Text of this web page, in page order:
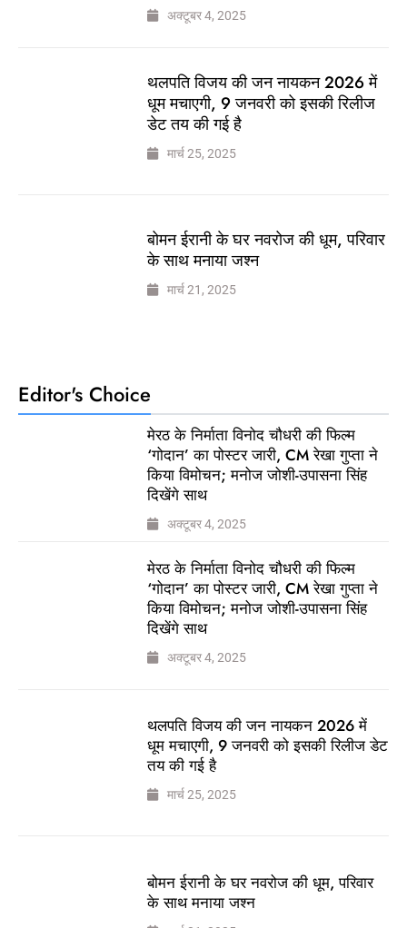
अक्टूबर 4, 2025
थलपति विजय की जन नायकन 2026 में
धूम मचाएगी, 9 जनवरी को इसकी रिलीज
डेट तय की गई है
मार्च 25, 2025
बोमन ईरानी के घर नवरोज की धूम, परिवार
के साथ मनाया जश्न
मार्च 21, 2025
Editor's Choice
मेरठ के निर्माता विनोद चौधरी की फिल्म
‘गोदान’ का पोस्टर जारी, CM रेखा गुप्ता ने
किया विमोचन; मनोज जोशी-उपासना सिंह
दिखेंगे साथ
अक्टूबर 4, 2025
मेरठ के निर्माता विनोद चौधरी की फिल्म
‘गोदान’ का पोस्टर जारी, CM रेखा गुप्ता ने
किया विमोचन; मनोज जोशी-उपासना सिंह
दिखेंगे साथ
अक्टूबर 4, 2025
थलपति विजय की जन नायकन 2026 में
धूम मचाएगी, 9 जनवरी को इसकी रिलीज डेट
तय की गई है
मार्च 25, 2025
बोमन ईरानी के घर नवरोज की धूम, परिवार
के साथ मनाया जश्न